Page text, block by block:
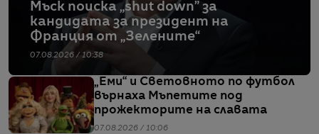
Мъск поиска „shut down” за
кандидата за президент на
Франция от „Зелените“
07.08.2026 / 10:38
„Еми“ и Световното по футбол
върнаха Мъпетите под
прожекторите на славата
07.08.2026 / 10:06